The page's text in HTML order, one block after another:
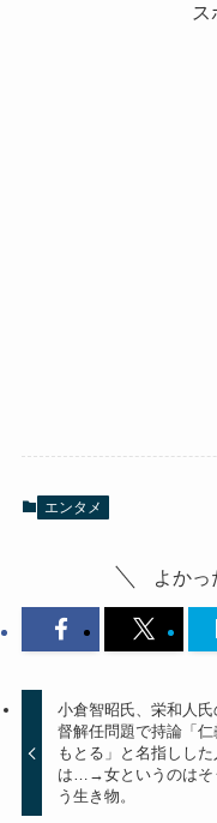
ス
エンタメ
よかっ
小倉智昭氏、栄和人氏
督解任問題で持論「仁
もとる」と名指しした
は…→女というのはそ
う生き物。